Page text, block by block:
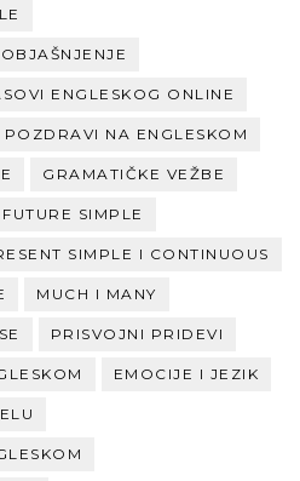
ENGLESKOG ONLINE
POZDRAVI NA ENGLESKOM
GRAMATIČKE VEŽBE
FUTURE SIMPLE
SIMPLE I CONTINUOUS
MUCH I MANY
PRISVOJNI PRIDEVI
EMOCIJE I JEZIK